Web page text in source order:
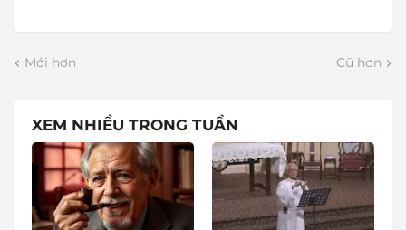
Mới hơn Cũ hơn
XEM NHIỀU TRONG TUẦN